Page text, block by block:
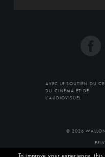
AVEC LE SOUTIEN DU
DU CINÉMA ET DE
L'AUDIOVISUEL
© 2026
To improve your experience, this